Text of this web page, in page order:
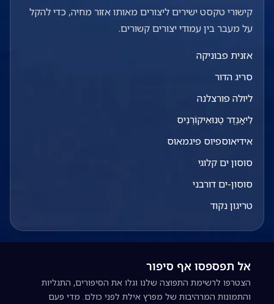
קישורי טקסט ישירים ליצורים מאותו אזור מחיה, כדי להקל
על מעבר בין עמודי יצורים קשורים.
אזנית פבוניקה
סריג הדור
ליולה פורצלנה
לִיאַנְדֶר טֶנוּאִיקוֹרְנִיס
אידיאוספיוס פיגמאוס
סוסון ים קלוגי
סוסון-ים דורבני
טריגון נקוד
אל תפספסו אף סיפור
הצטרפו לרשימת התפוצה שלנו וגלו את הסיפורים, התגליות
והתמונות המרהיבות של מפרץ אילת לפני כולם. מדי פעם